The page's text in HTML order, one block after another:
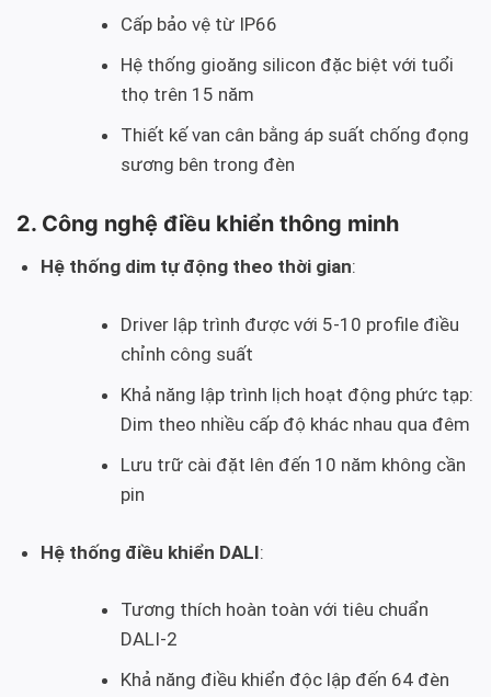
Cấp bảo vệ từ IP66
Hệ thống gioăng silicon đặc biệt với tuổi
thọ trên 15 năm
Thiết kế van cân bằng áp suất chống đọng
sương bên trong đèn
2. Công nghệ điều khiển thông minh
Hệ thống dim tự động theo thời gian:
Driver lập trình được với 5-10 profile điều
chỉnh công suất
Khả năng lập trình lịch hoạt động phức tạp:
Dim theo nhiều cấp độ khác nhau qua đêm
Lưu trữ cài đặt lên đến 10 năm không cần
pin
Hệ thống điều khiển DALI:
Tương thích hoàn toàn với tiêu chuẩn
DALI-2
Khả năng điều khiển độc lập đến 64 đèn